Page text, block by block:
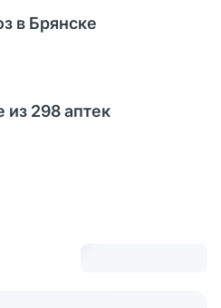
в Брянске
298 аптек